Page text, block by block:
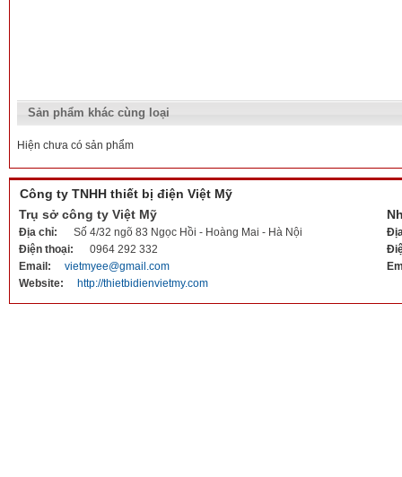
Sản phẩm khác cùng loại
Hiện chưa có sản phẩm
Công ty TNHH thiết bị điện Việt Mỹ
Trụ sở công ty Việt Mỹ
Địa chỉ:
Số 4/32 ngõ 83 Ngọc Hồi - Hoàng Mai - Hà Nội
Điện thoại:
0964 292 332
Email:
vietmyee@gmail.com
Website:
http://thietbidienvietmy.com